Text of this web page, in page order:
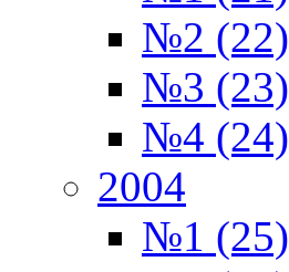
№2 (22)
№3 (23)
№4 (24)
2004
№1 (25)